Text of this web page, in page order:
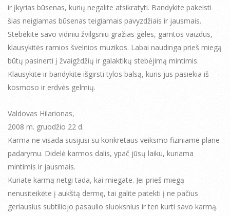
ir įkyrias būsenas, kurių negalite atsikratyti. Bandykite pakeisti
šias neigiamas būsenas teigiamais pavyzdžiais ir jausmais.
Stebėkite savo vidiniu žvilgsniu gražias gėles, gamtos vaizdus,
klausykitės ramios švelnios muzikos. Labai naudinga prieš miegą
būtų pasinerti į žvaigždžių ir galaktikų stebėjimą mintimis.
Klausykite ir bandykite išgirsti tylos balsą, kuris jus pasiekia iš
kosmoso ir erdvės gelmių.
Valdovas Hilarionas,
2008 m. gruodžio 22 d.
Karma ne visada susijusi su konkretaus veiksmo fiziniame plane
padarymu. Didelė karmos dalis, ypač jūsų laiku, kuriama
mintimis ir jausmais.
Kuriate karmą netgi tada, kai miegate. Jei prieš miegą
nenusiteikėte į aukštą dermę, tai galite patekti į ne pačius
geriausius subtiliojo pasaulio sluoksnius ir ten kurti savo karmą.